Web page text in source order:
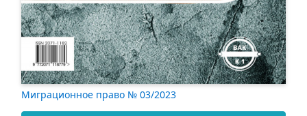
Миграционное право № 03/2023